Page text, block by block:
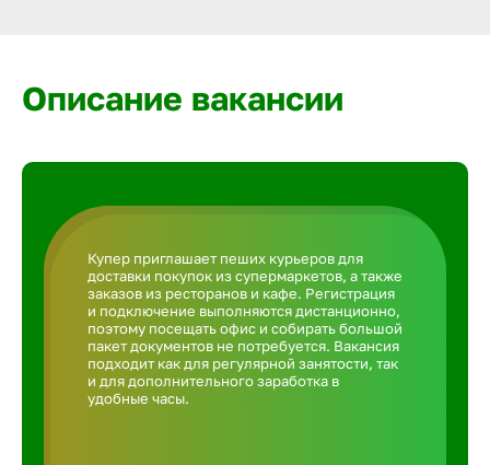
Ачинск
Описание вакансии
Купер приглашает пеших курьеров для
доставки покупок из супермаркетов, а также
заказов из ресторанов и кафе. Регистрация
и подключение выполняются дистанционно,
поэтому посещать офис и собирать большой
пакет документов не потребуется. Вакансия
подходит как для регулярной занятости, так
и для дополнительного заработка в
удобные часы.